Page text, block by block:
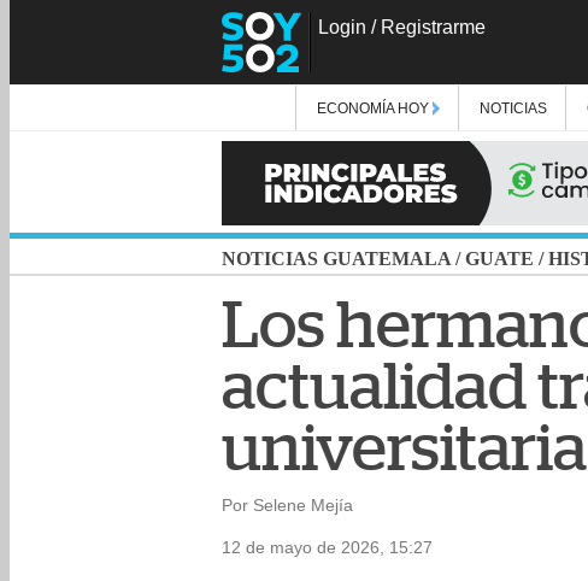
Login / Registrarme
ECONOMÍA HOY NOTICIAS
NOTICIAS GUATEMALA /GUATE /
Los
actualidad
universitaria
Por Selene Mejía
12 de mayo de 2026, 15:27